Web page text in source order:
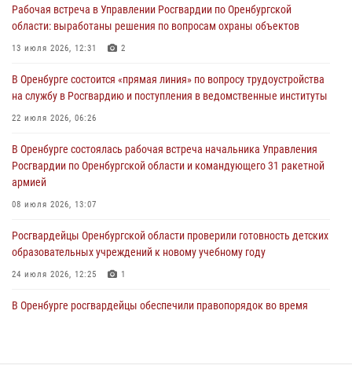
Росгвардейцы предотвратили трагедию: спасен мужчина в тяжелой
жизненной ситуации (ВИДЕО)
26 июля 2026, 14:45 1
Росгвардейцы Оренбургской области проверили готовность детских
образовательных учреждений к новому учебному году
24 июля 2026, 12:25
При силовой поддержке ОМОН «Кобра» Росгвардии в Оренбурге
проведён рейд по строительным объектам
23 июля 2026, 10:47
Рабочая встреча в Управлении Росгвардии по Оренбургской
области: выработаны решения по вопросам охраны объектов
13 июля 2026, 12:31 2
В Оренбурге состоится «прямая линия» по вопросу трудоустройства
на службу в Росгвардию и поступления в ведомственные институты
22 июля 2026, 06:26
В Оренбурге состоялась рабочая встреча начальника Управления
Росгвардии по Оренбургской области и командующего 31 ракетной
армией
08 июля 2026, 13:07
Росгвардейцы Оренбургской области проверили готовность детских
образовательных учреждений к новому учебному году
24 июля 2026, 12:25 1
В Оренбурге росгвардейцы обеспечили правопорядок во время